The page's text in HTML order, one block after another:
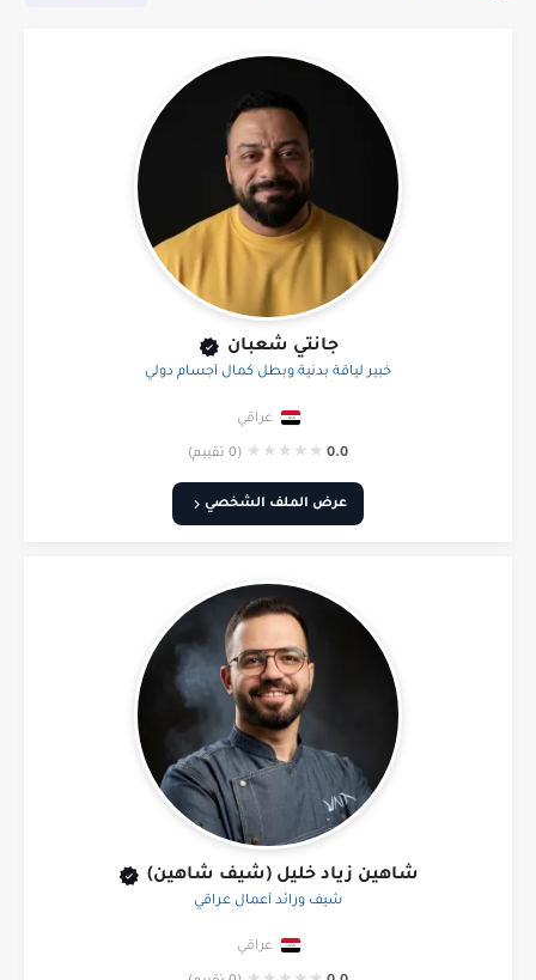
جانتي شعبان
خبير لياقة بدنية وبطل كمال أجسام دولي
عراقي
0.0
★
★
★
★
★ (0 تقييم)
عرض الملف الشخصي
شاهين زياد خليل (شيف شاهين)
شيف ورائد أعمال عراقي
عراقي